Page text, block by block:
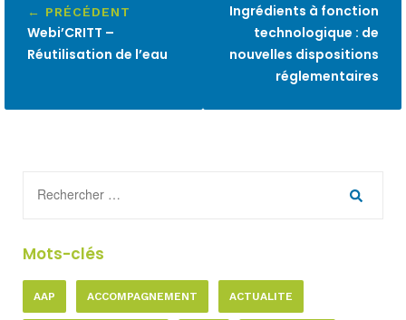
← PRÉCÉDENT
Webi’CRITT –
Réutilisation de l’eau
Ingrédients à fonction
technologique : de
nouvelles dispositions
réglementaires
Mots-clés
AAP ACCOMPAGNEMENT ACTUALITE